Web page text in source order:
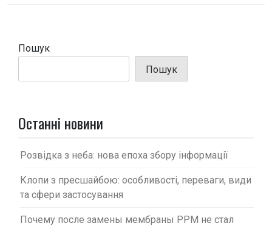
Пошук
Пошук
Останні новини
Розвідка з неба: нова епоха збору інформації
Клопи з пресшайбою: особливості, переваги, види
та сфери застосування
Почему после замены мембраны PPM не стал